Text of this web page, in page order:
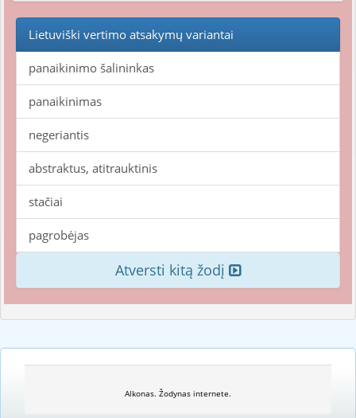
Lietuviški vertimo atsakymų variantai
panaikinimo šalininkas
panaikinimas
negeriantis
abstraktus, atitrauktinis
stačiai
pagrobėjas
Atversti kitą žodį
Alkonas. Žodynas internete.